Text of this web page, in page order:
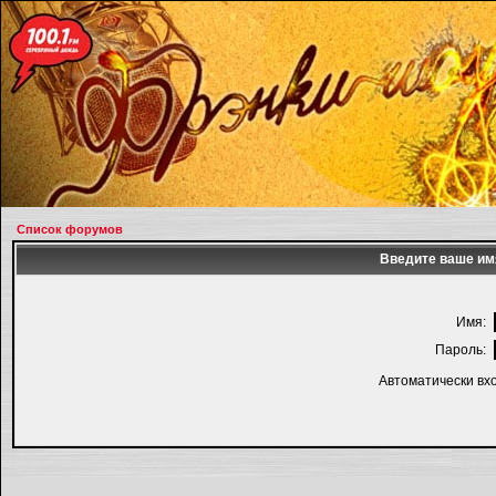
Список форумов
Введите ваше
Имя:
Пароль:
Автоматически